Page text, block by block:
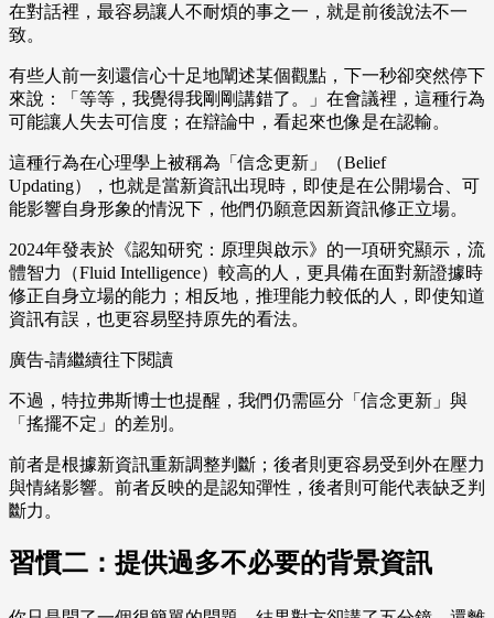
在對話裡，最容易讓人不耐煩的事之一，就是前後說法不一
致。
有些人前一刻還信心十足地闡述某個觀點，下一秒卻突然停下
來說：「等等，我覺得我剛剛講錯了。」在會議裡，這種行為
可能讓人失去可信度；在辯論中，看起來也像是在認輸。
這種行為在心理學上被稱為「信念更新」（Belief
Updating），也就是當新資訊出現時，即使是在公開場合、可
能影響自身形象的情況下，他們仍願意因新資訊修正立場。
2024年發表於《認知研究：原理與啟示》的一項研究顯示，流
體智力（Fluid Intelligence）較高的人，更具備在面對新證據時
修正自身立場的能力；相反地，推理能力較低的人，即使知道
資訊有誤，也更容易堅持原先的看法。
廣告-請繼續往下閱讀
不過，特拉弗斯博士也提醒，我們仍需區分「信念更新」與
「搖擺不定」的差別。
前者是根據新資訊重新調整判斷；後者則更容易受到外在壓力
與情緒影響。前者反映的是認知彈性，後者則可能代表缺乏判
斷力。
習慣二：提供過多不必要的背景資訊